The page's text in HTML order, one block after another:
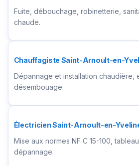
Fuite, débouchage, robinetterie,
chaude.
Chauffagiste Saint-Arnoult-en-
Dépannage et installation chaudière,
désembouage.
Électricien Saint-Arnoult-en-
Mise aux normes NF C 15-100,
dépannage.